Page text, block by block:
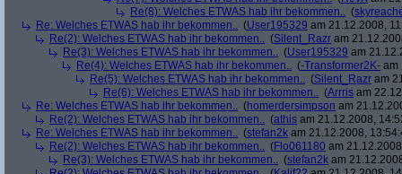
Re(8): Welches ETWAS hab ihr bekommen.. (
Re: Welches ETWAS hab ihr bekommen.. (User195329 am 21.12.2008,
Re(2): Welches ETWAS hab ihr bekommen.. (Silent_Razr am
Re(3): Welches ETWAS hab ihr bekommen.. (User195329 am
Re(4): Welches ETWAS hab ihr bekommen.. (-Transformer2K- am
Re(5): Welches ETWAS hab ihr bekommen.. (Silent_Razr am
Re(6): Welches ETWAS hab ihr bekommen.. (Arrris am
Re: Welches ETWAS hab ihr bekommen.. (homerdersimpson am
Re(2): Welches ETWAS hab ihr bekommen.. (athis am 21.12.2008,
Re: Welches ETWAS hab ihr bekommen.. (stefan2k am 21.12.2008,
Re(2): Welches ETWAS hab ihr bekommen.. (Flo061180 am
Re(3): Welches ETWAS hab ihr bekommen.. (stefan2k am